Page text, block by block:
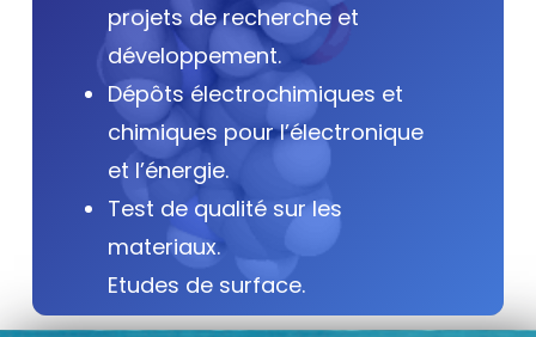
projets de recherche et
développement.
Dépôts électrochimiques et
chimiques pour l’électronique
et l’énergie.
Test de qualité sur les
materiaux.
Etudes de surface.